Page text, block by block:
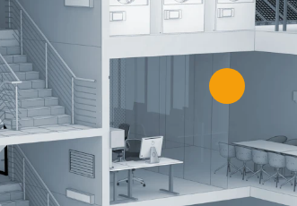
grilele de ventilație pentru a asigura un
aer adecvat.
și evaluați